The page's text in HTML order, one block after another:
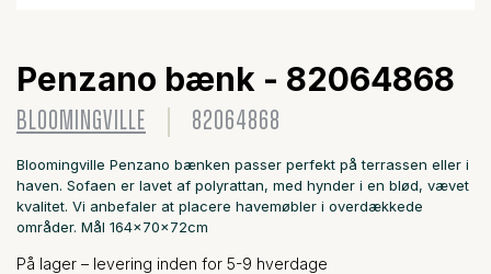
Penzano bænk - 82064868
BLOOMINGVILLE 82064868
Bloomingville Penzano bænken passer perfekt på terrassen eller i
haven. Sofaen er lavet af polyrattan, med hynder i en blød, vævet
kvalitet. Vi anbefaler at placere havemøbler i overdækkede
områder. Mål 164x70x72cm
På lager – levering inden for 5-9 hverdage